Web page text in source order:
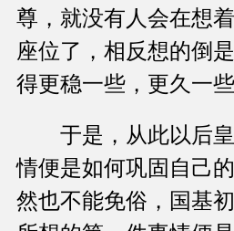
尊，就没有人会在想
座位了，相反想的倒
得更稳一些，更久一些
于是，从此以后皇
情便是如何巩固自己
然也不能免俗，国基